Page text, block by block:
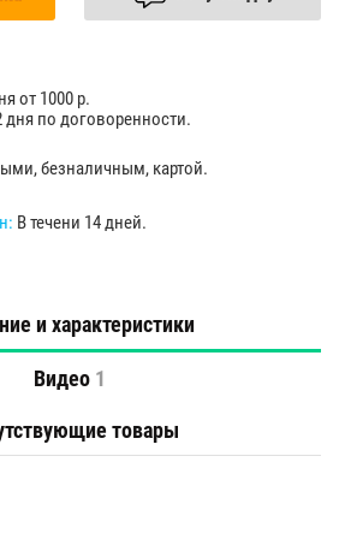
от 1000 р.
дня по договоренности.
безналичным, картой.
В течени 14 дней.
и характеристики
Видео 1
товары